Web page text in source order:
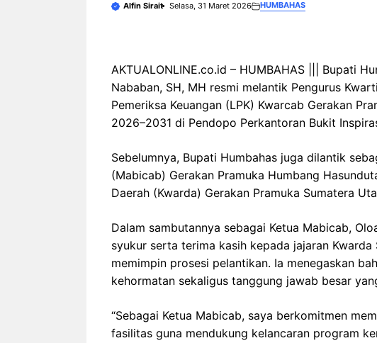
Alfin Sirait Selasa, 31 Maret 2026 HUMBAHAS
AKTUALONLINE.co.id – HUMBAHAS ||| Bupati
Nababan, SH, MH resmi melantik Pengurus
Pemeriksa Keuangan (LPK) Kwarcab Gerakan
2026–2031 di Pendopo Perkantoran Bukit
Sebelumnya, Bupati Humbahas juga dilantik
(Mabicab) Gerakan Pramuka Humbang
Daerah (Kwarda) Gerakan Pramuka Sumatera
Dalam sambutannya sebagai Ketua Mabicab,
syukur serta terima kasih kepada jajaran
memimpin prosesi pelantikan. Ia menegaskan
kehormatan sekaligus tanggung jawab besar
“Sebagai Ketua Mabicab, saya berkomitmen
fasilitas guna mendukung kelancaran program